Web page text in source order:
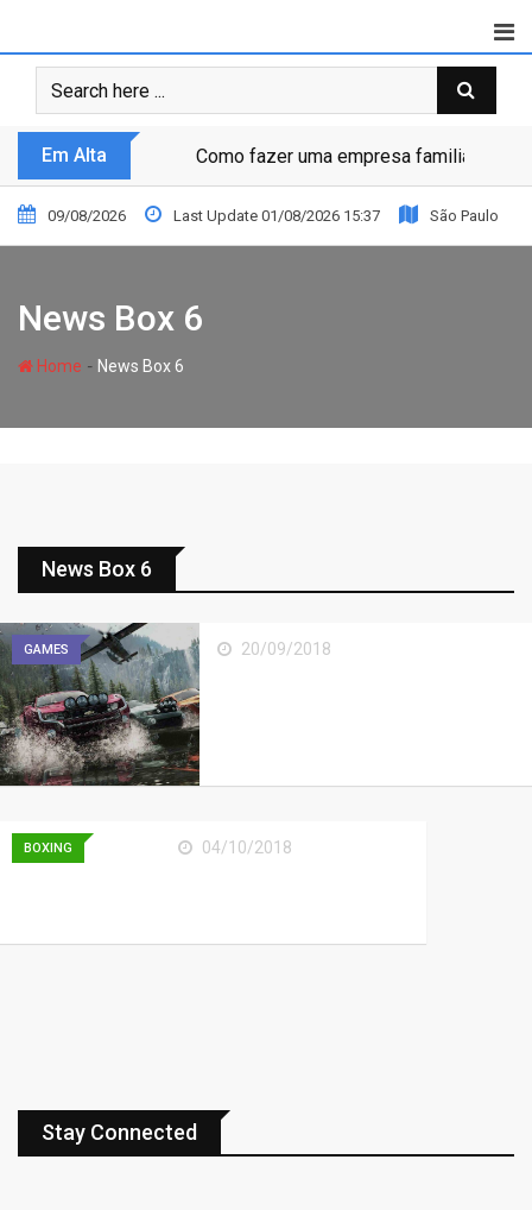
Em Alta Como fazer uma empresa familiar
09/08/2026 Last Update 01/08/2026 15:37 São Paulo
News Box 6
Home - News Box 6
News Box 6
GAMES 20/09/2018
BOXING 04/10/2018
Stay Connected